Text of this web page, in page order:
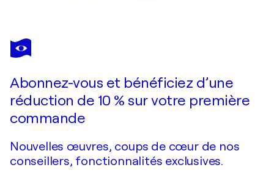
Abonnez-vous et bénéficiez d’une
réduction de 10 % sur votre première
commande
Nouvelles œuvres, coups de cœur de nos
conseillers, fonctionnalités exclusives.